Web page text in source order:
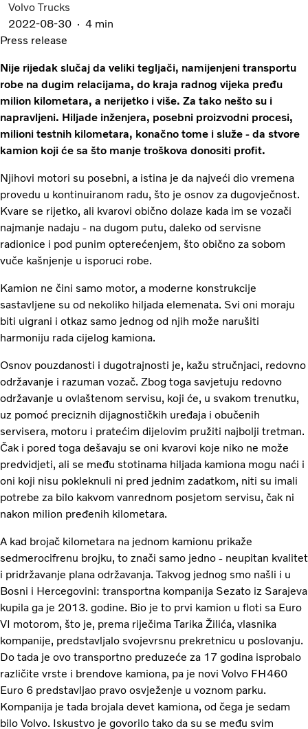
Volvo Trucks
2022-08-30
4 min
Press release
Nije rijedak slučaj da veliki tegljači, namijenjeni transportu
robe na dugim relacijama, do kraja radnog vijeka pređu
milion kilometara, a nerijetko i više. Za tako nešto su i
napravljeni. Hiljade inženjera, posebni proizvodni procesi,
milioni testnih kilometara, konačno tome i služe - da stvore
kamion koji će sa što manje troškova donositi profit.
Njihovi motori su posebni, a istina je da najveći dio vremena
provedu u kontinuiranom radu, što je osnov za dugovječnost.
Kvare se rijetko, ali kvarovi obično dolaze kada im se vozači
najmanje nadaju - na dugom putu, daleko od servisne
radionice i pod punim opterećenjem, što obično za sobom
vuče kašnjenje u isporuci robe.
Kamion ne čini samo motor, a moderne konstrukcije
sastavljene su od nekoliko hiljada elemenata. Svi oni moraju
biti uigrani i otkaz samo jednog od njih može narušiti
harmoniju rada cijelog kamiona.
Osnov pouzdanosti i dugotrajnosti je, kažu stručnjaci, redovno
održavanje i razuman vozač. Zbog toga savjetuju redovno
održavanje u ovlaštenom servisu, koji će, u svakom trenutku,
uz pomoć preciznih dijagnostičkih uređaja i obučenih
servisera, motoru i pratećim dijelovim pružiti najbolji tretman.
Čak i pored toga dešavaju se oni kvarovi koje niko ne može
predvidjeti, ali se među stotinama hiljada kamiona mogu naći i
oni koji nisu pokleknuli ni pred jednim zadatkom, niti su imali
potrebe za bilo kakvom vanrednom posjetom servisu, čak ni
nakon milion pređenih kilometara.
A kad brojač kilometara na jednom kamionu prikaže
sedmerocifrenu brojku, to znači samo jedno - neupitan kvalitet
i pridržavanje plana održavanja. Takvog jednog smo našli i u
Bosni i Hercegovini: transportna kompanija Sezato iz Sarajeva
kupila ga je 2013. godine. Bio je to prvi kamion u floti sa Euro
VI motorom, što je, prema riječima Tarika Žilića, vlasnika
kompanije, predstavljalo svojevrsnu prekretnicu u poslovanju.
Do tada je ovo transportno preduzeće za 17 godina isprobalo
različite vrste i brendove kamiona, pa je novi Volvo FH460
Euro 6 predstavljao pravo osvježenje u voznom parku.
Kompanija je tada brojala devet kamiona, od čega je sedam
bilo Volvo. Iskustvo je govorilo tako da su se među svim